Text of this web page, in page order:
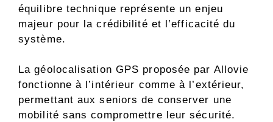
équilibre technique représente un enjeu
majeur pour la crédibilité et l’efficacité du
système.
La géolocalisation GPS proposée par Allovie
fonctionne à l’intérieur comme à l’extérieur,
permettant aux seniors de conserver une
mobilité sans compromettre leur sécurité.